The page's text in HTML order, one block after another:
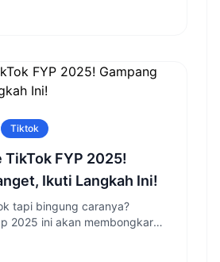
Tiktok
TikTok FYP 2025!
Ikuti Langkah Ini!
tapi bingung caranya?
2025 ini akan membongkar
banyak penonton!